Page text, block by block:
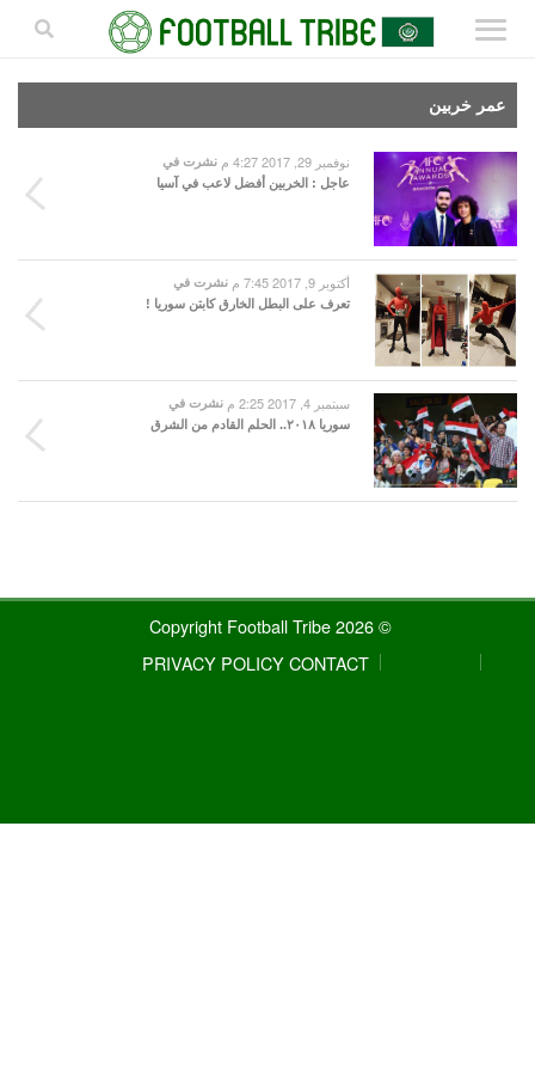
عمر خربين
نشرت في نوفمبر 29, 2017 4:27 م
عاجل : الخربين أفضل لاعب في آسيا
نشرت في أكتوبر 9, 2017 7:45 م
تعرف على البطل الخارق كابتن سوريا !
نشرت في سبتمبر 4, 2017 2:25 م
سوريا ٢٠١٨.. الحلم القادم من الشرق
© 2026 Copyright Football Tribe
CONTACT
PRIVACY POLICY